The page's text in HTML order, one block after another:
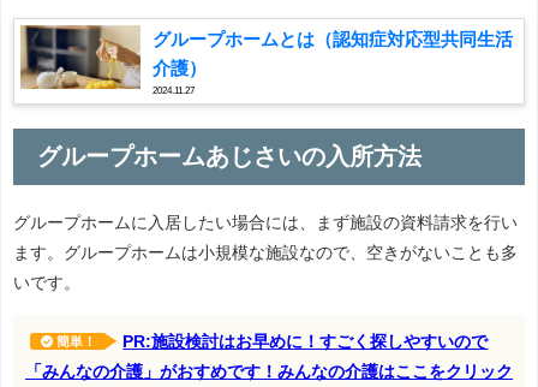
グループホームとは（認知症対応型共同生活
介護）
2024.11.27
グループホームあじさいの入所方法
グループホームに入居したい場合には、まず施設の資料請求を行い
ます。グループホームは小規模な施設なので、空きがないことも多
いです。
簡単！
PR:施設検討はお早めに！すごく探しやすいので
「みんなの介護」がおすめです！みんなの介護はここをクリック